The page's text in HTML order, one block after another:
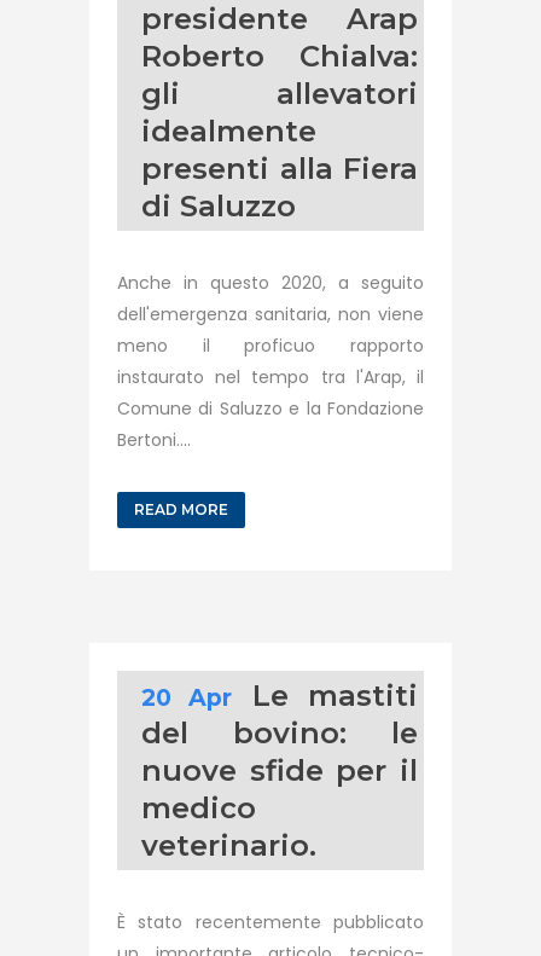
presidente Arap
Roberto Chialva:
gli allevatori
idealmente
presenti alla Fiera
di Saluzzo
Anche in questo 2020, a seguito
dell'emergenza sanitaria, non viene
meno il proficuo rapporto
instaurato nel tempo tra l'Arap, il
Comune di Saluzzo e la Fondazione
Bertoni....
READ MORE
20 Apr
Le mastiti
del bovino: le
nuove sfide per il
medico
veterinario.
È stato recentemente pubblicato